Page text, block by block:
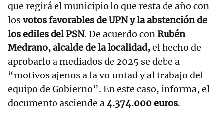
que regirá el municipio lo que resta de año con
losvotos favorables de UPN y la abstención de
los ediles del PSN. De acuerdo conRubén
Medrano, alcalde de la localidad,el hecho de
aprobarlo a mediados de 2025 se debe a
“motivos ajenos a la voluntad y al trabajo del
equipo de Gobierno”. En este caso, informa, el
documento asciende a4.374.000 euros.